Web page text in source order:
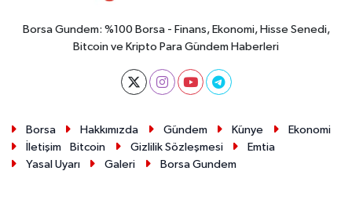
Borsa Gundem: %100 Borsa - Finans, Ekonomi, Hisse Senedi,
Bitcoin ve Kripto Para Gündem Haberleri
Borsa Hakkımızda Gündem Künye
Ekonomi
İletişim
Bitcoin Gizlilik Sözleşmesi
Emtia
Yasal Uyarı
Galeri Borsa Gundem